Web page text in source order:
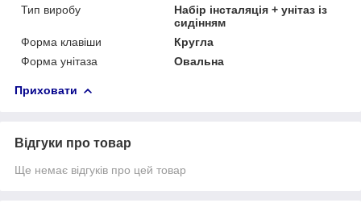
Тип виробу
Набір інсталяція + унітаз із
сидінням
Форма клавіши
Кругла
Форма унітаза
Овальна
Приховати
Відгуки про товар
Ще немає відгуків про цей товар